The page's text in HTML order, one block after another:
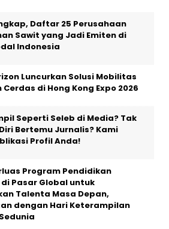
Daftar 25 Perusahaan
Sawit yang Jadi Emiten di
Indonesia
Luncurkan Solusi Mobilitas
di Hong Kong Expo 2026
Seperti Seleb di Media? Tak
Bertemu Jurnalis? Kami
Profil Anda!
Program Pendidikan
Pasar Global untuk
Talenta Masa Depan,
dengan Hari Keterampilan